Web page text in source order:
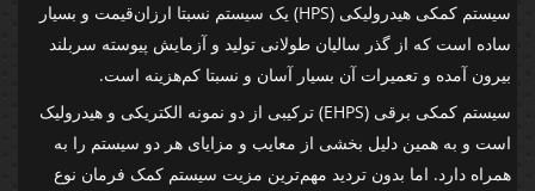
سیستم کمکی هیدرولیکی (HPS) یک سیستم نسبتا ارزان‌قیمت و بسیار
ساده است که از گذر سالیان طولانی تولید و آزمایش پیوسته سربلند
بیرون آمده و تعمیرات آن بسیار آسان و نسبتا کم‌هزینه است.
سیستم کمکی برقی (EHPS) ترکیبی از دو نمونه الکتریکی و هیدرولیک
است و به همین دلیل بخشی از معایب و مزایای هر دو سیستم را به
همراه دارد. اما بدون تردید مهم‌ترین مزیت سیستم کمک فرمان نوع